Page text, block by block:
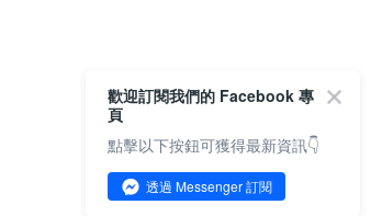
歡迎訂閱我們的 Facebook 專
頁
點擊以下按鈕可獲得最新資訊👇
透過 Messenger 訂閱